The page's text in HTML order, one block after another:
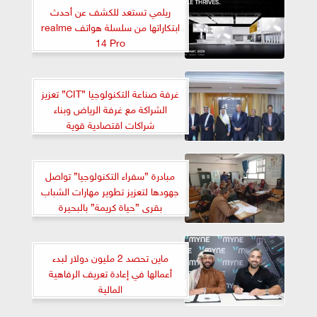
ريلمي تستعد للكشف عن أحدث
ابتكاراتها من سلسلة هواتف realme
14 Pro
غرفة صناعة التكنولوجيا ”CIT” تعزيز
الشراكة مع غرفة الرياض وبناء
شراكات اقتصادية قوية
مبادرة ”سفراء التكنولوجيا” تواصل
جهودها لتعزيز تطوير مهارات الشباب
بقرى ”حياة كريمة” بالبحيرة
ماين تحصد 2 مليون دولار لبدء
أعمالها في إعادة تعريف الرفاهية
المالية